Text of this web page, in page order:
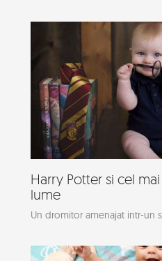
Harry Potter si cel
lume
Un dromitor amenajat intr-un